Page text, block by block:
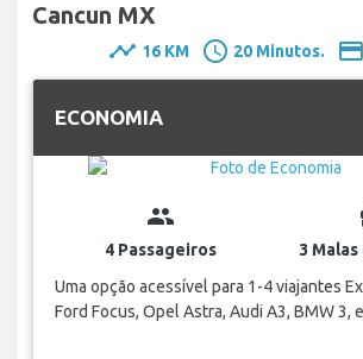
Cancun MX
timeline 16 KM schedule 20 Minutos. payment
ECONOMIA
group
4 Passageiros
3
Uma opção acessível para 1-4 viajantes
Ford Focus, Opel Astra, Audi A3, BMW 3,